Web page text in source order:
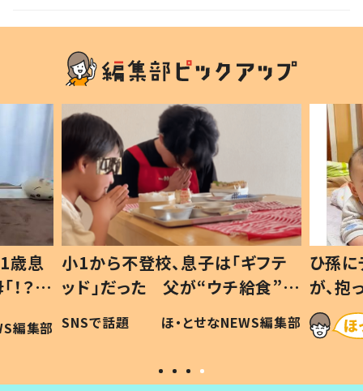
歳息
？」
編集部
小1から不登校、息子は「ギフテ
ッド」だった 父が“ウチ給食”を
作り続ける理由とは #令和の親
#令和の子
SNSで話題 ほ・とせなNEWS編集部
ひ孫
が、
「涙が
い」